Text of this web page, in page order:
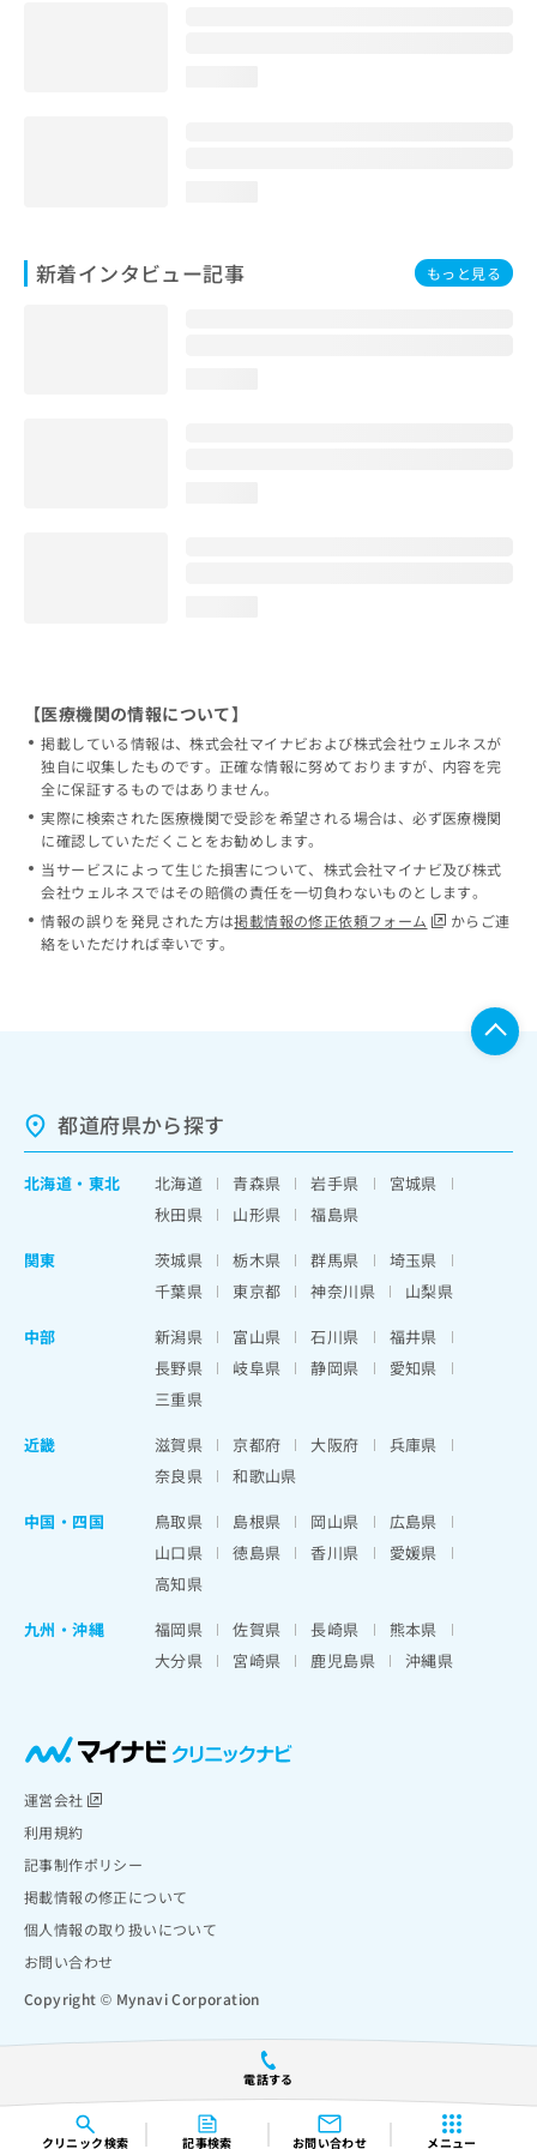
クリニック検索 記事検索 お問い合わせ メニュー
新着インタビュー記事 もっと見る
電話する
【医療機関の情報について】
掲載している情報は、株式会社マイナビおよび株式会社ウェルネスが
独自に収集したものです。正確な情報に努めておりますが、内容を完
全に保証するものではありません。
実際に検索された医療機関で受診を希望される場合は、必ず医療機関
に確認していただくことをお勧めします。
当サービスによって生じた損害について、株式会社マイナビ及び株式
会社ウェルネスではその賠償の責任を一切負わないものとします。
情報の誤りを発見された方は掲載情報の修正依頼フォーム
からご連
絡をいただければ幸いです。
都道府県から探す
北海道 ・ 東北 北海道 青森県 岩手県
宮城県
秋田県
山形県
福島県
関東
茨城県 栃木県 群馬県
埼玉県
千葉県
東京都 神奈川県
山梨県
中部
新潟県 富山県 石川県
福井県
長野県
岐阜県 静岡県
愛知県
三重県
近畿
滋賀県 京都府 大阪府
兵庫県
奈良県
和歌山県
中国・四国
鳥取県 島根県 岡山県
広島県
山口県
徳島県 香川県
愛媛県
高知県
九州・沖縄
福岡県 佐賀県 長崎県
熊本県
大分県
宮崎県 鹿児島県 沖縄県
運営会社
利用規約
記事制作ポリシー
掲載情報の修正について
個人情報の取り扱いについて
お問い合わせ
Copyright © Mynavi Corporation